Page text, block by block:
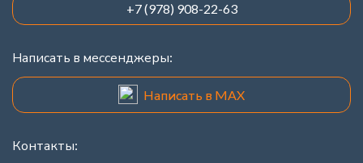
+7 (978) 908-22-63
Написать в мессенджеры:
Написать в MAX
Контакты: